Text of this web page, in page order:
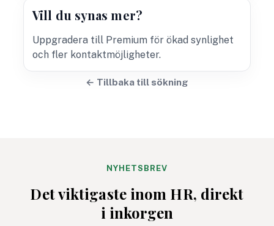
Vill du synas mer?
Uppgradera till Premium för ökad synlighet
och fler kontaktmöjligheter.
← Tillbaka till sökning
NYHETSBREV
Det viktigaste inom HR, direkt
i inkorgen